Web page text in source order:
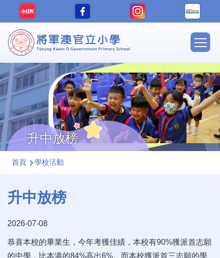
移至主內容
Main
升中放榜
導
連
結
首頁 學校活動
升中放榜
2026-07-08
恭喜本校的畢業生，今年考獲佳績，本校有90%獲派首志願
的中學，比本港的84%高出6%。而本校獲派首三志願的學